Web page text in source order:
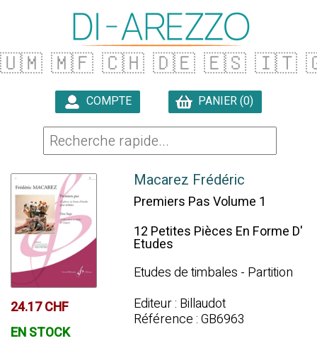
🇺🇲 🇲🇫 🇨🇭 🇩🇪 🇪🇸 🇮🇹
COMPTE PANIER (0)
24.17 CHF
EN STOCK
Macarez Frédéric
Premiers Pas Volume 1
12 Petites Pièces En Forme D'
Etudes
Etudes de timbales - Partition
Editeur : Billaudot
Référence : GB6963